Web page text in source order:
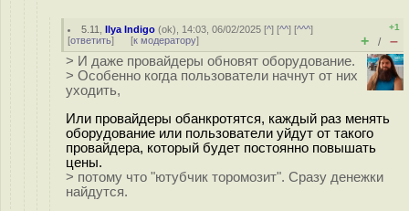
5.11 ,Ilya Indigo (ok), 14:03, 06/02/2025 [^] [^^] [^^^]
[ответить] [к модератору]
+1
+ / –
> И даже провайдеры обновят оборудование.
> Особенно когда пользователи начнут от них
уходить,
Или провайдеры обанкротятся, каждый раз менять
оборудование или пользователи уйдут от такого
провайдера, который будет постоянно повышать
цены.
> потому что "ютубчик торомозит". Сразу денежки
найдутся.